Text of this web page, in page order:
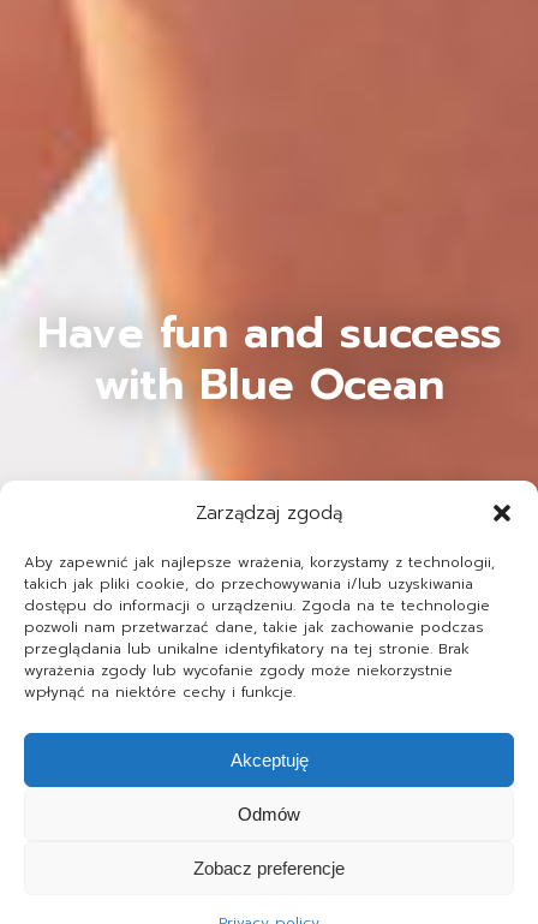
Zarządzaj zgodą
Aby zapewnić jak najlepsze wrażenia, korzystamy z technologii,
takich jak pliki cookie, do przechowywania i/lub uzyskiwania
dostępu do informacji o urządzeniu. Zgoda na te technologie
pozwoli nam przetwarzać dane, takie jak zachowanie podczas
przeglądania lub unikalne identyfikatory na tej stronie. Brak
wyrażenia zgody lub wycofanie zgody może niekorzystnie
wpłynąć na niektóre cechy i funkcje.
Akceptuję
Odmów
Zobacz preferencje
Have fun and success
with Blue Ocean